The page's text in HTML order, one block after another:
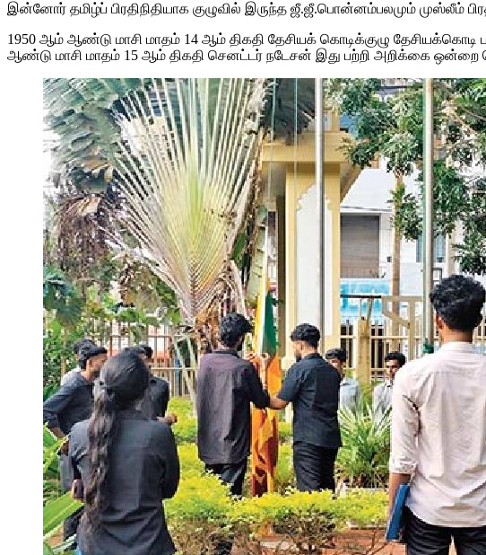
இன்னோர் தமிழ்ப் பிரதிநிதியாக குழுவில் இருந்த ஜீ.ஜீ.பொன்னம்பலமும் முஸ்லீம்
1950 ஆம் ஆண்டு மாசி மாதம் 14 ஆம் திகதி தேசியக் கொடிக்குழு
ஆண்டு மாசி மாதம் 15 ஆம் திகதி செனட்டர் நடேசன் இது பற்றி அறிக்கை ஒன்றை